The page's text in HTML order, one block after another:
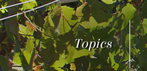
Topics